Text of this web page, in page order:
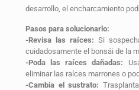
desarrollo, el encharcamiento
Pasos para solucionarlo:
-Revisa las raíces: Si
cuidadosamente el bonsái de la
-Poda las raíces dañadas:
eliminar las raíces marrones o
-Cambia el sustrato: